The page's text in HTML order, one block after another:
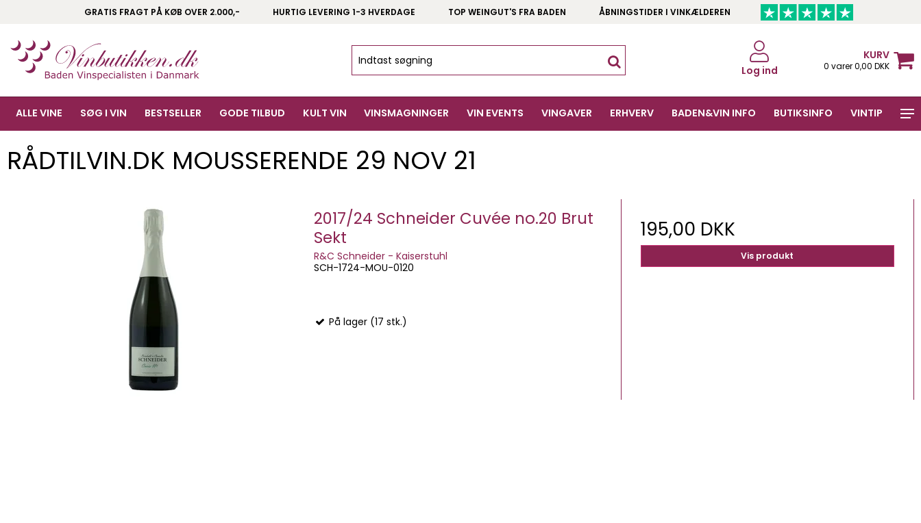
GRATIS FRAGT PÅ KØB OVER 2.000,- HURTIG LEVERING 1-3 HVERDAGE TOP WEINGUT'S FRA BADEN ÅBNINGSTIDER I VINKÆLDEREN
Log ind
KURV
0 varer 0,00 DKK
ALLE VINE SØG I VIN BESTSELLER GODE TILBUD KULT VIN VINSMAGNINGER VIN EVENTS VINGAVER ERHVERV BADEN&VIN INFO BUTIKSINFO VINTIP
RÅDTILVIN.DK MOUSSERENDE 29 NOV 21
2017/24 Schneider Cuvée no.20 Brut
Sekt
R&C Schneider - Kaiserstuhl
SCH-1724-MOU-0120
På lager (17 stk.)
195,00 DKK
Vis produkt